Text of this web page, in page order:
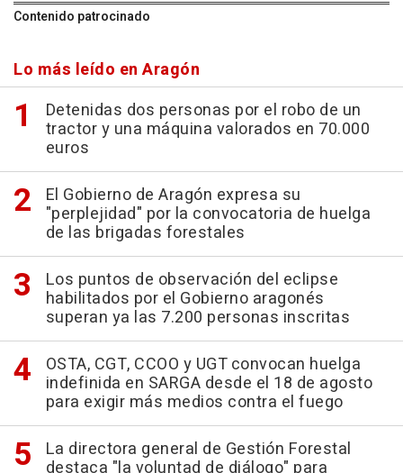
Contenido patrocinado
Lo más leído en Aragón
Detenidas dos personas por el robo de un
tractor y una máquina valorados en 70.000
euros
El Gobierno de Aragón expresa su
"perplejidad" por la convocatoria de huelga
de las brigadas forestales
Los puntos de observación del eclipse
habilitados por el Gobierno aragonés
superan ya las 7.200 personas inscritas
OSTA, CGT, CCOO y UGT convocan huelga
indefinida en SARGA desde el 18 de agosto
para exigir más medios contra el fuego
La directora general de Gestión Forestal
destaca "la voluntad de diálogo" para